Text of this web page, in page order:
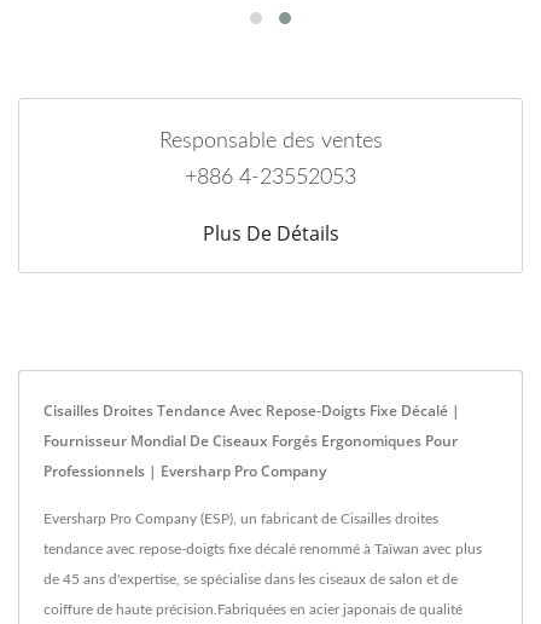
Responsable des ventes
+886 4-23552053
Plus De Détails
Cisailles Droites Tendance Avec Repose-Doigts Fixe Décalé |
Fournisseur Mondial De Ciseaux Forgés Ergonomiques Pour
Professionnels | Eversharp Pro Company
Eversharp Pro Company (ESP), un fabricant de Cisailles droites
tendance avec repose-doigts fixe décalé renommé à Taïwan avec plus
de 45 ans d'expertise, se spécialise dans les ciseaux de salon et de
coiffure de haute précision.Fabriquées en acier japonais de qualité